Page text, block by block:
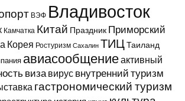
ВЭФ Владивосток
Камчатка Китай Праздник Приморский
Корея Ростуризм Сахалин ТИЦТаиланд
авиасообщениеактивный
виза вирус внутренний туризм
гастрономический туризм